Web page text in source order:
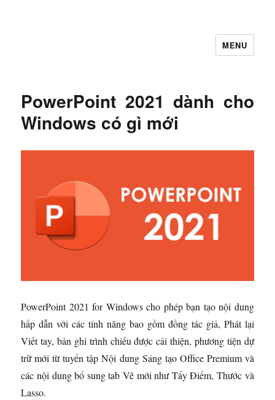
MENU
PowerPoint 2021 dành cho
Windows có gì mới
PowerPoint 2021 for Windows cho phép bạn tạo nội dung
hấp dẫn với các tính năng bao gồm đồng tác giả, Phát lại
Viết tay, bản ghi trình chiếu được cải thiện, phương tiện dự
trữ mới từ tuyển tập Nội dung Sáng tạo Office Premium và
các nội dung bổ sung tab Vẽ mới như Tẩy Điểm, Thước và
Lasso.